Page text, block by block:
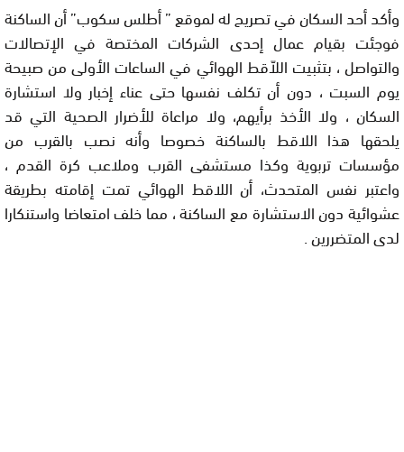
وأكد أحد السكان في تصريح له لموقع ” أطلس سكوب” أن الساكنة
فوجئت بقيام عمال إحدى الشركات المختصة في الإتصالات
والتواصل ، بتثبيت اللاّقط الهوائي في الساعات الأولى من صبيحة
يوم السبت ، دون أن تكلف نفسها حتى عناء إخبار ولا استشارة
السكان ، ولا الأخذ برأيهم، ولا مراعاة للأضرار الصحية التي قد
يلحقها هذا اللاقط بالساكنة خصوصا وأنه نصب بالقرب من
مؤسسات تربوية وكذا مستشفى القرب وملاعب كرة القدم ،
واعتبر نفس المتحدث، أن اللاقط الهوائي تمت إقامته بطريقة
عشوائية دون الاستشارة مع الساكنة ، مما خلف امتعاضا واستنكارا
لدى المتضررين .